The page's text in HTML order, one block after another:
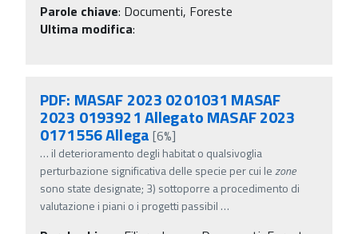
Parole chiave: Documenti, Foreste
Ultima modifica:
PDF: MASAF 2023 0201031 MASAF
2023 0193921 Allegato MASAF 2023
0171556 Allega [6%]
… il deterioramento degli habitat o qualsivoglia
perturbazione significativa delle specie per cui lezone
sono state designate; 3) sottoporre a procedimento di
valutazione i piani o i progetti passibil …